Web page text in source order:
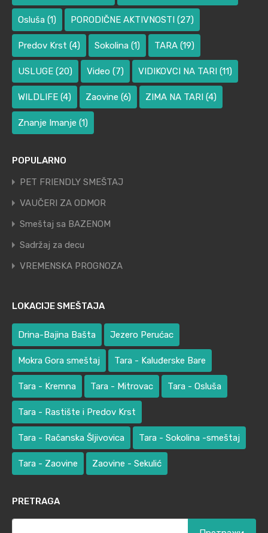
Osluša (1) PORODIČNE AKTIVNOSTI (27)
Predov Krst (4) Sokolina (1) TARA (19)
USLUGE (20) Video (7) VIDIKOVCI NA TARI (11)
WILDLIFE (4) Zaovine (6) ZIMA NA TARI (4)
Znanje Imanje (1)
POPULARNO
PET FRIENDLY SMEŠTAJ
VAUČERI ZA ODMOR
Smeštaj sa BAZENOM
Sadržaj za decu
VREMENSKA PROGNOZA
LOKACIJE SMEŠTAJA
Drina-Bajina Bašta Jezero Perućac
Mokra Gora smeštaj Tara - Kaluđerske Bare
Tara - Kremna Tara - Mitrovac Tara - Osluša
Tara - Rastište i Predov Krst
Tara - Račanska Šljivovica Tara - Sokolina -smeštaj
Tara - Zaovine Zaovine - Sekulić
PRETRAGA